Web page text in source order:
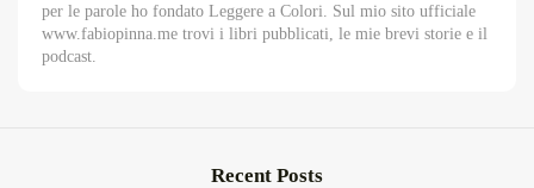
per le parole ho fondato Leggere a Colori. Sul mio sito ufficiale
www.fabiopinna.me trovi i libri pubblicati, le mie brevi storie e il
podcast.
Recent Posts